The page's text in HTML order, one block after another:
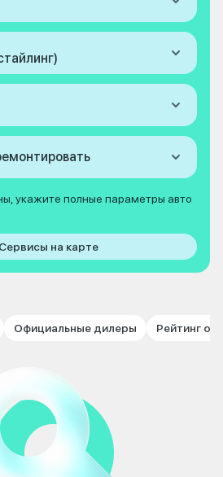
укажите полные параметры авто
Сервисы на карте
Официальные дилеры Рейтинг